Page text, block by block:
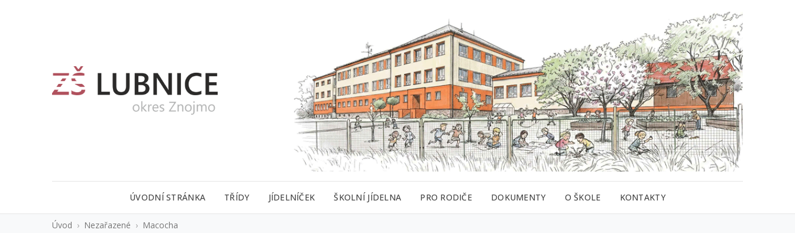
ÚVODNÍ STRÁNKA TŘÍDY JÍDELNÍČEK ŠKOLNÍ JÍDELNA PRO RODIČE DOKUMENTY O ŠKOLE KONTAKTY
Úvod › Nezařazené › Macocha